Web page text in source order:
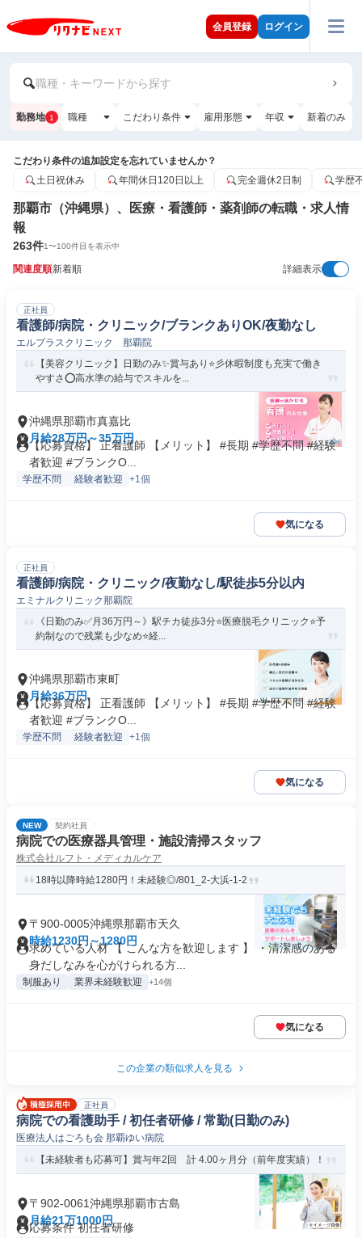
会員登録 ログイン
職種・キーワードから探す
勤務地 1 職種 こだわり条件 雇用形態 年収 新着のみ
こだわり条件の追加設定を忘れていませんか？
土日祝休み
年間休日120日以上 完全週休2日制 学歴
那覇市（沖縄県）、医療・看護師・薬剤師の転職・求人情
報
263件1〜100件目を表示中
関連度順新着順 詳細表示
正社員
看護師/病院・クリニック/ブランクありOK/夜勤なし
エルプラスクリニック 那覇院
【美容クリニック】日勤のみ✨賞与あり⭐彡休暇制度も充実で働き
やすさ⭕高水準の給与でスキルを...
沖縄県那覇市真嘉比
月給28万円～35万円
【応募資格】 正看護師 【メリット】 #長期 #学歴不問 #経験
者歓迎 #ブランクO...
学歴不問 経験者歓迎 +1個
気になる
正社員
看護師/病院・クリニック/夜勤なし/駅徒歩5分以内
エミナルクリニック那覇院
《日勤のみ✅月36万円～》駅チカ徒歩3分⭐医療脱毛クリニック⭐予
約制なので残業も少なめ⭐経...
沖縄県那覇市東町
月給36万円
【応募資格】 正看護師 【メリット】 #長期 #学歴不問 #経験
者歓迎 #ブランクO...
学歴不問 経験者歓迎 +1個
気になる
NEW 契約社員
病院での医療器具管理・施設清掃スタッフ
株式会社ルフト・メディカルケア
18時以降時給1280円！未経験◎/801_2-大浜-1-2
〒900-0005沖縄県那覇市天久
時給1230円～1280円
求めている人材 【 こんな方を歓迎します 】 ・清潔感のある
身だしなみを心がけられる方...
制服あり 業界未経験歓迎 +14個
気になる
この企業の類似求人を見る
正社員
病院での看護助手 / 初任者研修 / 常勤(日勤のみ)
医療法人はごろも会 那覇ゆい病院
【未経験者も応募可】賞与年2回 計 4.00ヶ月分（前年度実績）！
〒902-0061沖縄県那覇市古島
月給21万1000円
応募条件 初任者研修